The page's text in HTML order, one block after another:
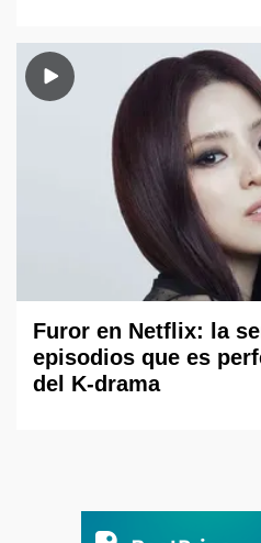
Furor en Netflix: la
episodios que es
del K-drama